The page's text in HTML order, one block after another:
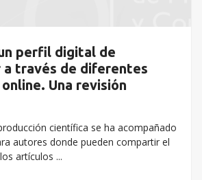
perfil digital de
a través de diferentes
Una revisión
científica se ha acompañado
autores donde pueden compartir el
artículos ...